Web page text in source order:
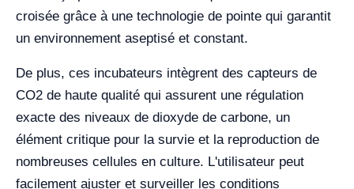
croisée grâce à une technologie de pointe qui garantit
un environnement aseptisé et constant.
De plus, ces incubateurs intègrent des capteurs de
CO2 de haute qualité qui assurent une régulation
exacte des niveaux de dioxyde de carbone, un
élément critique pour la survie et la reproduction de
nombreuses cellules en culture. L'utilisateur peut
facilement ajuster et surveiller les conditions